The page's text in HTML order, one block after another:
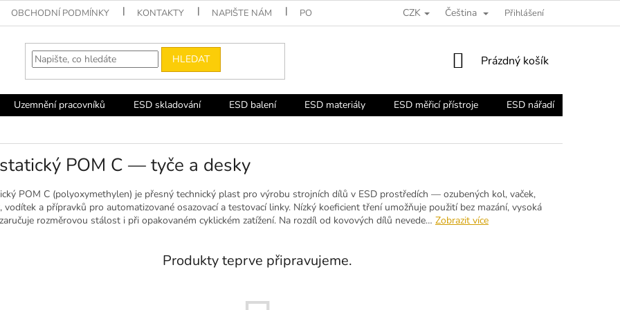
OBCHODNÍ PODMÍNKY KONTAKTY NAPIŠTE NÁM PORADNA CZK Čeština Přihlášení
HLEDAT
NÁKUPNÍ
Prázdný košík
Uzemnění pracovníků ESD skladování ESD balení ESD materiály ESD měřicí přístroje ESD nářadí
POM C — tyče a desky
POM C (polyoxymethylen) je přesný technický plast pro výrobu strojních dílů v ESD prostředích — ozubených kol, vaček,
vodítek a přípravků pro automatizované osazovací a testovací linky. Nízký koeficient tření umožňuje použití bez mazání, vysoká
rozměrovou stálost i při opakovaném cyklickém zatížení. Na rozdíl od kovových dílů nevede… Zobrazit více
Produkty teprve připravujeme.